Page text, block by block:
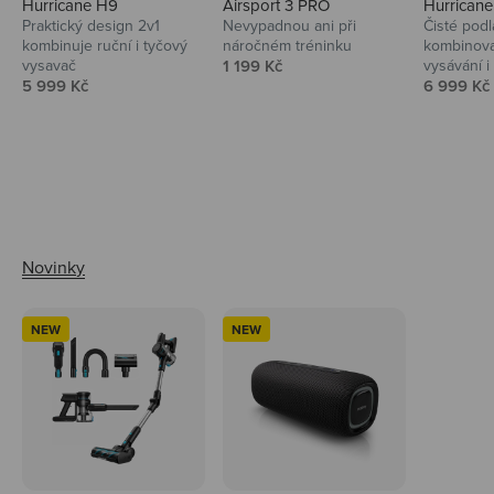
Hurricane H9
Praktický design 2v1
kombinuje ruční i tyčový
vysavač
Prodejní cena
5 999 Kč
Airsport 3 PRO
Nevypadnou ani při
náročném tréninku
Prodejní cena
1 199 Kč
Čisté
vysávání
Prodejní
6 999 Kč
NEW NEW